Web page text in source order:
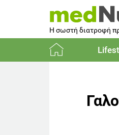
Η σωστή διατροφή